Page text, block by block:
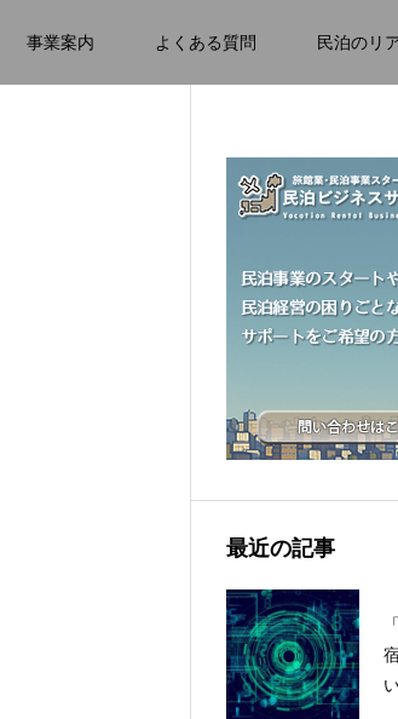
事業案内 よくある質問 民泊のリ
最近の記事